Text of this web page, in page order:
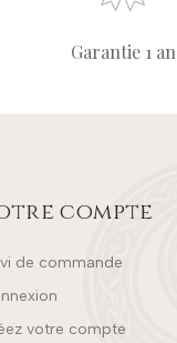
Garantie 1 an
compte
de commande
votre compte